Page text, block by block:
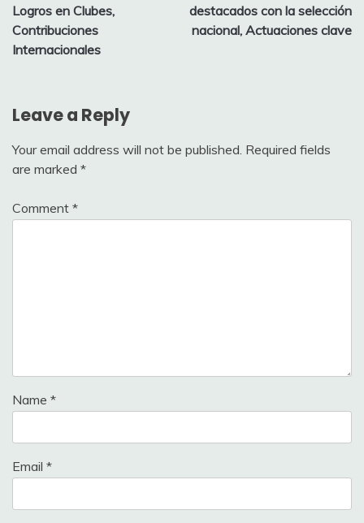
Logros en Clubes,
Contribuciones
Internacionales
destacados con la selección
nacional, Actuaciones clave
Leave a Reply
Your email address will not be published. Required fields
are marked *
Comment *
Name *
Email *